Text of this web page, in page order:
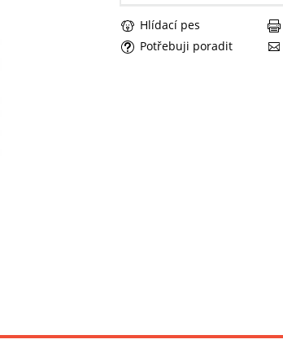
Hlídací pes
Potřebuji poradit